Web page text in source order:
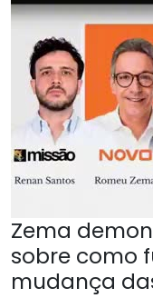
Zema
sobre como
mudança